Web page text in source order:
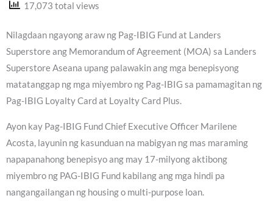
17,073 total views
Nilagdaan ngayong araw ng Pag-IBIG Fund at Landers
Superstore ang Memorandum of Agreement (MOA) sa Landers
Superstore Aseana upang palawakin ang mga benepisyong
matatanggap ng mga miyembro ng Pag-IBIG sa pamamagitan ng
Pag-IBIG Loyalty Card at Loyalty Card Plus.
Ayon kay Pag-IBIG Fund Chief Executive Officer Marilene
Acosta, layunin ng kasunduan na mabigyan ng mas maraming
napapanahong benepisyo ang may 17-milyong aktibong
miyembro ng PAG-IBIG Fund kabilang ang mga hindi pa
nangangailangan ng housing o multi-purpose loan.